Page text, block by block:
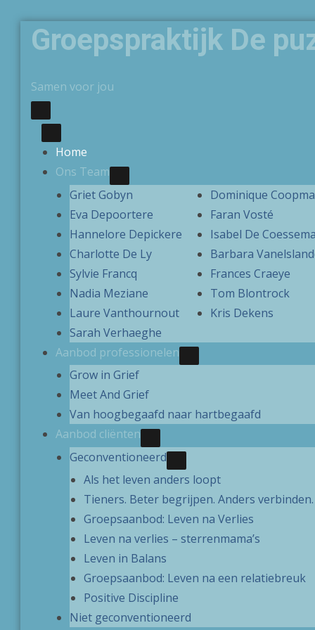
Skip to the content
Groepspraktijk De
Samen voor jou
Primary Menu
Home
Ons Team
SHOW ONS TEAM SUBMENU
HIDE ONS TEAM SUBMENU
Griet Gobyn
Dominique
Eva Depoortere
Faran Vosté
Hannelore Depickere
Isabel De
Charlotte De Ly
Barbara
Sylvie Francq
Frances Craeye
Nadia Meziane
Tom Blontrock
Laure Vanthournout
Kris Dekens
Sarah Verhaeghe
Aanbod professionelen
SHOW AANBOD
HIDE AANBOD
Grow in Grief
Meet And Grief
Van hoogbegaafd naar hartbegaafd
Aanbod cliënten
SHOW AANBOD CLIËNTEN
HIDE AANBOD CLIËNTEN
Geconventioneerd
SHOW
HIDE
Als het leven anders loopt
Tieners. Beter begrijpen. Anders verbinden.
Groepsaanbod: Leven na Verlies
Leven na verlies – sterrenmama’s
Leven in Balans
Groepsaanbod: Leven na een relatiebreuk
Positive Discipline
Niet geconventioneerd